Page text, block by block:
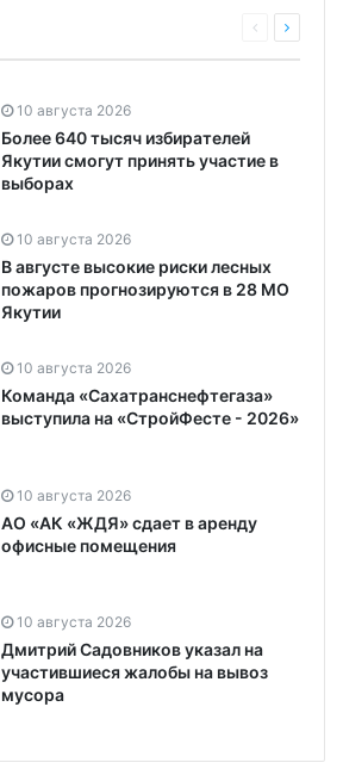
10 августа 2026
Более 640 тысяч избирателей
Якутии смогут принять участие в
выборах
10 августа 2026
В августе высокие риски лесных
пожаров прогнозируются в 28 МО
Якутии
10 августа 2026
Команда «Сахатранснефтегаза»
выступила на «СтройФесте - 2026»
10 августа 2026
АО «АК «ЖДЯ» сдает в аренду
офисные помещения
10 августа 2026
Дмитрий Садовников указал на
участившиеся жалобы на вывоз
мусора